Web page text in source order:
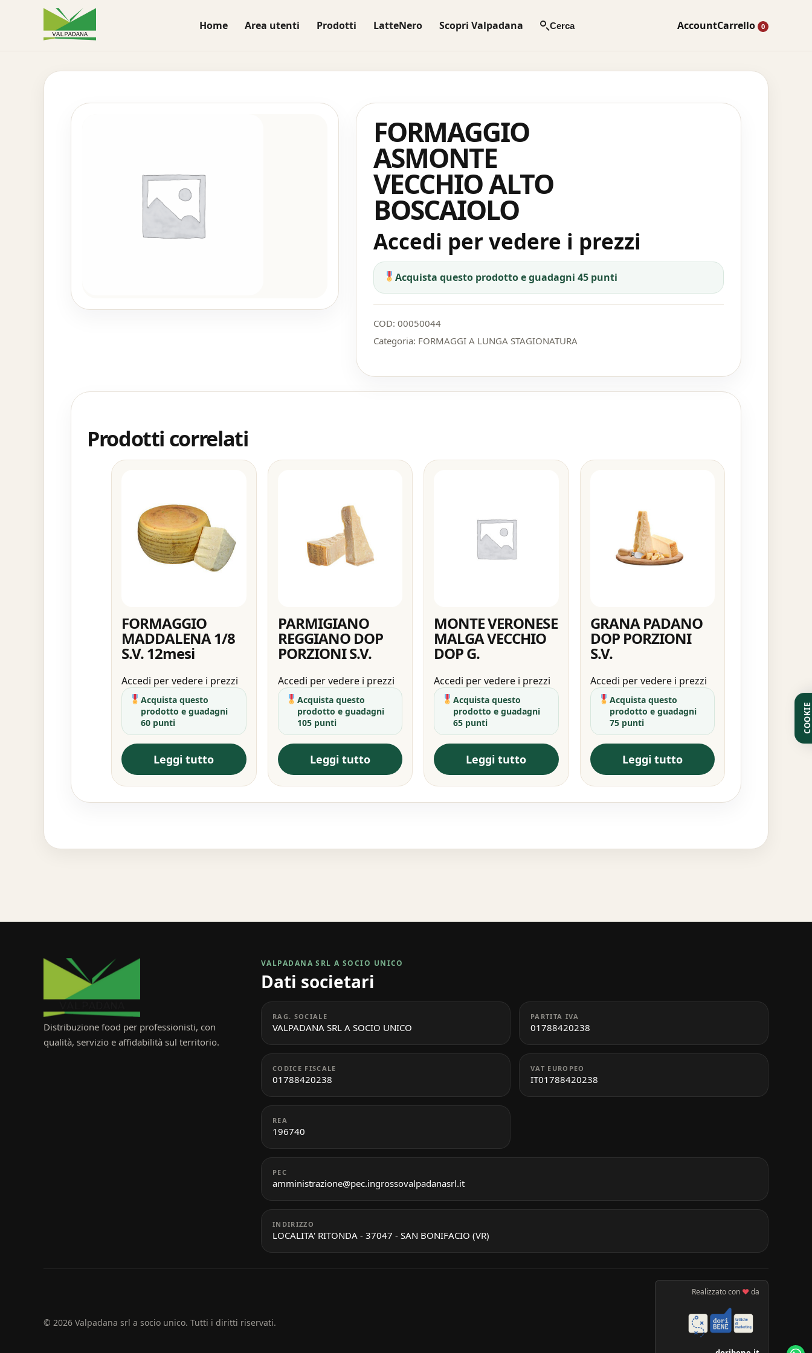
Home Area utenti Prodotti LatteNero Scopri Valpadana Cerca AccountCarrello 0
FORMAGGIO
ASMONTE
VECCHIO ALTO
BOSCAIOLO
Accedi per vedere i prezzi
Acquista questo prodotto e guadagni 45 punti
COD: 00050044
Categoria: FORMAGGI A LUNGA STAGIONATURA
Prodotti correlati
FORMAGGIO
MADDALENA 1/8
S.V. 12mesi
Accedi per vedere i prezzi
Acquista questo
prodotto e guadagni
60 punti
Leggi tutto
PARMIGIANO
REGGIANO DOP
PORZIONI S.V.
Accedi per vedere i prezzi
Acquista questo
prodotto e guadagni
105 punti
Leggi tutto
MONTE VERONESE
MALGA VECCHIO
DOP G.
Accedi per vedere i prezzi
Acquista questo
prodotto e guadagni
65 punti
Leggi tutto
GRANA PADANO
DOP PORZIONI
S.V.
Accedi per vedere i prezzi
Acquista questo
prodotto e guadagni
75 punti
Leggi tutto
Distribuzione food per professionisti, con
qualità, servizio e affidabilità sul territorio.
VALPADANA SRL A SOCIO UNICO
Dati societari
RAG. SOCIALE
VALPADANA SRL A SOCIO UNICO
PARTITA IVA
01788420238
CODICE FISCALE
01788420238
VAT EUROPEO
IT01788420238
REA
196740
PEC
amministrazione@pec.ingrossovalpadanasrl.it
INDIRIZZO
LOCALITA' RITONDA - 37047 - SAN BONIFACIO (VR)
© 2026 Valpadana srl a socio unico. Tutti i diritti riservati.
Realizzato con ♥da
COOKIE